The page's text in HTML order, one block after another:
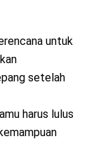
untuk
setelah
harus lulus